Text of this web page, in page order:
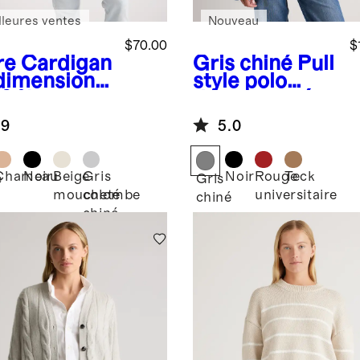
Cardigan
$70.00
ventes
NoirBeige
moucheté
Gris
colombe
chiné
Gris chiné Pull
style polo
en cachemire
de Mongolie
pour femmes
Nouveau
5.0
Gris
chiné
Noir Rouge
universitaire
Teck